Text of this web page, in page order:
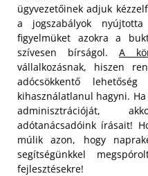
ügyvezetőinek adjuk
a jogszabályok
figyelmüket azokra a
szívesen bírságol. A
vállalkozásnak, hiszen
adócsökkentő
kihasználatlanul hagyni.
adminisztrációját,
adótanácsadóink írásait!
múlik azon, hogy
segítségünkkel
fejlesztésekre!